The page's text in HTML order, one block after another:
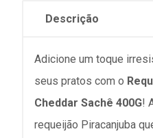
Descrição
Adicione um toque
seus pratos com o
Cheddar Sachê 400G!
requeijão Piracanjuba